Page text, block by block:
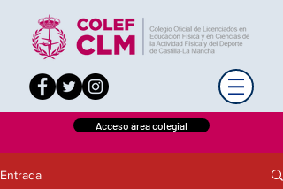
Acceso área colegial
Entrada